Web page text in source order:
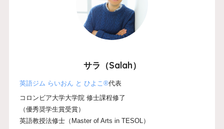
サラ（Salah）
英語ジム らいおん と ひよこ®代表
コロンビア大学大学院 修士課程修了
（優秀奨学生賞受賞）
英語教授法修士（Master of Arts in TESOL）